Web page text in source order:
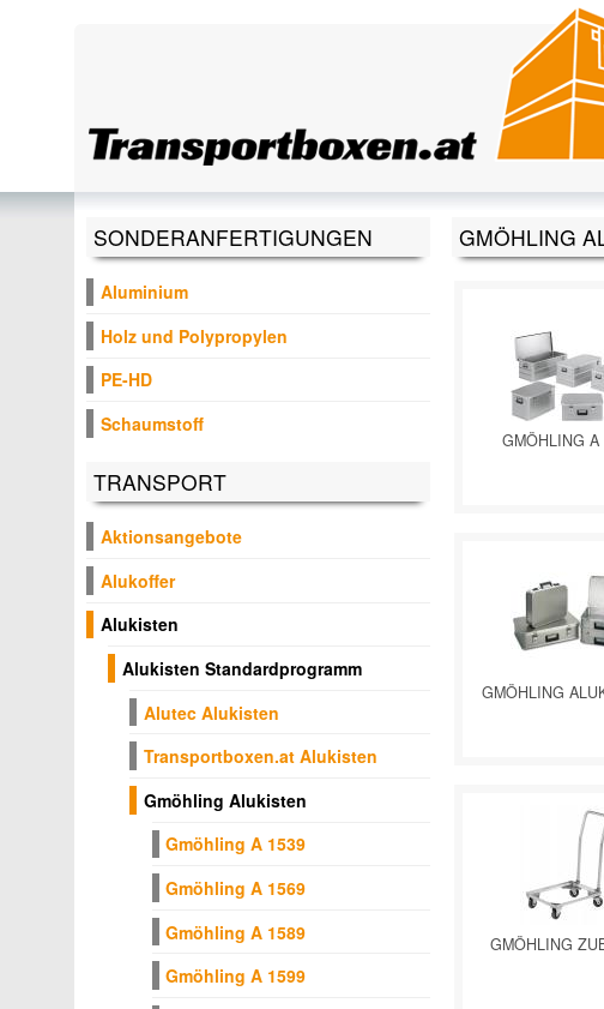
GMÖHLING
GMÖHLING A
GMÖHLING
GMÖHLING
SONDERANFERTIGUNGEN
Aluminium
Holz und Polypropylen
PE-HD
Schaumstoff
TRANSPORT
Aktionsangebote
Alukoffer
Alukisten
Alukisten Standardprogramm
Alutec Alukisten
Transportboxen.at Alukisten
Gmöhling Alukisten
Gmöhling A 1539
Gmöhling A 1569
Gmöhling A 1589
Gmöhling A 1599